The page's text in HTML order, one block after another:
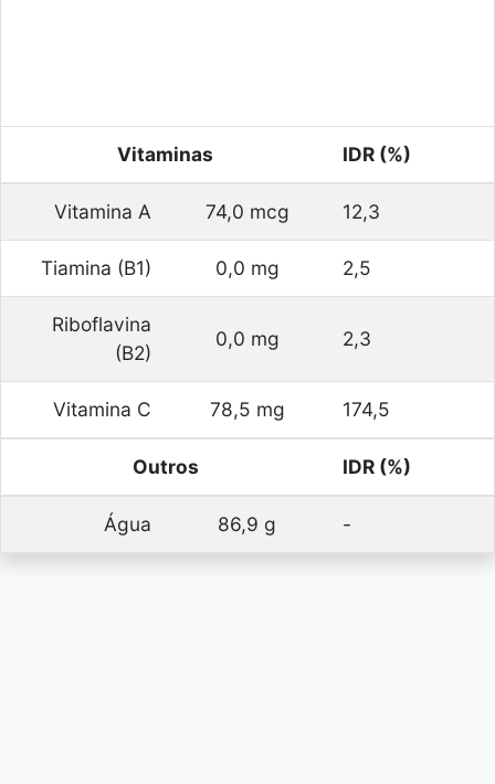
Vitaminas IDR (%)
Vitamina A 74,0 mcg 12,3
Tiamina (B1) 0,0 mg 2,5
Riboflavina
(B2)
0,0 mg 2,3
Vitamina C 78,5 mg 174,5
Outros IDR (%)
Água 86,9 g -